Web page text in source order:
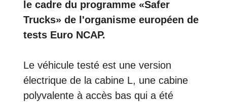
le cadre du programme «Safer
Trucks» de l'organisme européen de
tests Euro NCAP.
Le véhicule testé est une version
électrique de la cabine L, une cabine
polyvalente à accès bas qui a été